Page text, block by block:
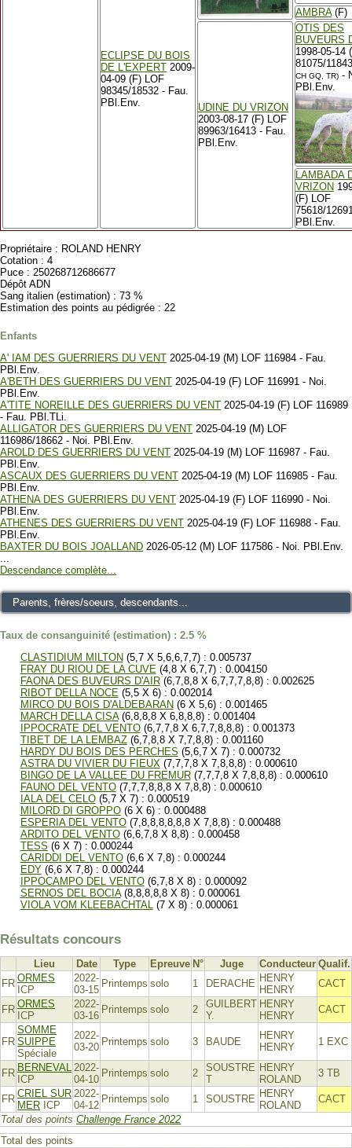
ECLIPSE DU BOIS
DE L'EXPERT 2009-
04-09 (F) LOF
98345/18532 - Fau.
PBl.Env.
AMBRA(F)
UDINE DU VRIZON
2003-08-17 (F) LOF
89963/16413 - Fau.
PBl.Env.
OTIS DES
BUVEURS
1998-05-14
81075/11843
CH GQ, TR) -
PBl.Env.
LAMBADA
VRIZON
(F) LOF
75618/
PBl.Env.
Propriétaire : ROLAND HENRY
Cotation : 4
Puce : 250268712686677
Dépôt ADN
Sang italien (estimation) : 73 %
Estimation des points au pédigrée : 22
Enfants
A' IAM DES GUERRIERS DU VENT 2025-04-19 (M) LOF 116984 - Fau.
PBl.Env.
A'BETH DES GUERRIERS DU VENT 2025-04-19 (F) LOF 116991 - Noi.
PBl.Env.
A'TITE NOREILLE DES GUERRIERS DU VENT 2025-04-19 (F) LOF 116989
- Fau. PBl.TLi.
ALLIGATOR DES GUERRIERS DU VENT 2025-04-19 (M) LOF
116986/18662 - Noi. PBl.Env.
AROLD DES GUERRIERS DU VENT 2025-04-19 (M) LOF 116987 - Fau.
PBl.Env.
ASCAUX DES GUERRIERS DU VENT 2025-04-19 (M) LOF 116985 - Fau.
PBl.Env.
ATHENA DES GUERRIERS DU VENT 2025-04-19 (F) LOF 116990 - Noi.
PBl.Env.
ATHENES DES GUERRIERS DU VENT 2025-04-19 (F) LOF 116988 - Fau.
PBl.Env.
BAXTER DU BOIS JOALLAND 2026-05-12 (M) LOF 117586 - Noi. PBl.Env.
Descendance complète...
Parents, frères/soeurs, descendants...
Taux de consanguinité (estimation) : 2.5 %
CLASTIDIUM MILTON (5,7 X 5,6,6,7,7) : 0.005737
FRAY DU RIOU DE LA CUVE(4,8 X 6,7,7) : 0.004150
FAONA DES BUVEURS D'AIR(6,7,8,8 X 6,7,7,7,8,8) : 0.002625
RIBOT DELLA NOCE(5,5 X 6) : 0.002014
MIRCO DU BOIS D'ALDEBARAN (6 X 5,6) : 0.001465
MARCH DELLA CISA(6,8,8,8 X 6,8,8,8) : 0.001404
IPPOCRATE DEL VENTO(6,7,7,8 X 6,7,7,8,8,8) : 0.001373
TIBET DE LA LEMBAZ(6,7,8,8 X 7,7,8,8) : 0.001160
HARDY DU BOIS DES PERCHES (5,6,7 X 7) : 0.000732
ASTRA DU VIVIER DU FIEUX(7,7,7,8 X 7,8,8,8) : 0.000610
BINGO DE LA VALLEE DU FREMUR(7,7,7,8 X 7,8,8,8) : 0.000610
FAUNO DEL VENTO(7,7,7,8,8,8 X 7,8,8) : 0.000610
IALA DEL CELO(5,7 X 7) : 0.000519
MILORD DI GROPPO(6 X 6) : 0.000488
ESPERIA DEL VENTO(7,8,8,8,8,8,8 X 7,8,8) : 0.000488
ARDITO DEL VENTO(6,6,7,8 X 8,8) : 0.000458
TESS (6 X 7) : 0.000244
CARIDDI DEL VENTO(6,6 X 7,8) : 0.000244
EDY(6,6 X 7,8) : 0.000244
IPPOCAMPO DEL VENTO(6,7,8 X 8) : 0.000092
SERNOS DEL BOCIA(8,8,8,8,8 X 8) : 0.000061
VIOLA VOM KLEEBACHTAL(7 X 8) : 0.000061
Résultats concours
Lieu Date Type Epreuve N° Juge Conducteur Qualif.
FR ORMES
ICP
2022-
03-15
Printemps solo 1 DERACHE HENRY
HENRY
CACT
FR ORMES
ICP
2022-
03-16
Printemps solo 2
GUILBERT
Y.
HENRY
HENRY
CACT
FR
SOMME
SUIPPE
Spéciale
2022-
03-20 Printemps solo 3 BAUDE
HENRY
HENRY
1 EXC
FR BERNEVAL
ICP
2022-
04-10
Printemps solo 2
SOUSTRE
T
HENRY
ROLAND
3 TB
FR CRIEL SUR
MER ICP
2022-
04-12
Printemps solo 1 SOUSTRE HENRY
ROLAND
CACT
Total des points Challenge France 2022
Total des points